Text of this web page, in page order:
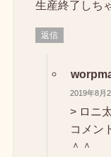
生産終了しち
返信
2019年8月
> ロニ
コメン
＾＾